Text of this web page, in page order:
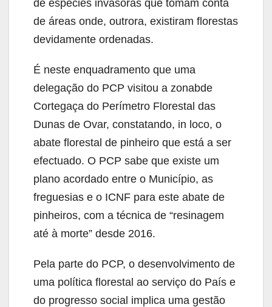
de espécies invasoras que tomam conta
de áreas onde, outrora, existiram florestas
devidamente ordenadas.
É neste enquadramento que uma
delegação do PCP visitou a zonabde
Cortegaça do Perímetro Florestal das
Dunas de Ovar, constatando, in loco, o
abate florestal de pinheiro que está a ser
efectuado. O PCP sabe que existe um
plano acordado entre o Município, as
freguesias e o ICNF para este abate de
pinheiros, com a técnica de “resinagem
até à morte” desde 2016.
Pela parte do PCP, o desenvolvimento de
uma política florestal ao serviço do País e
do progresso social implica uma gestão